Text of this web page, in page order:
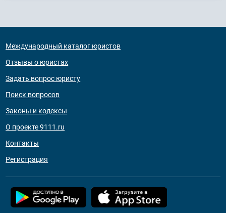
Международный каталог юристов
Отзывы о юристах
Задать вопрос юристу
Поиск вопросов
Законы и кодексы
О проекте 9111.ru
Контакты
Регистрация